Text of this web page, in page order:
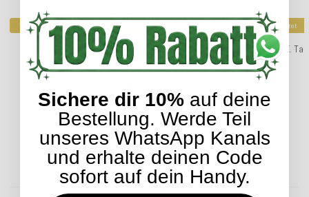
Top bewertet
H.O.C.K. Caribe Outdoor Cube/ Sitzwürfel 45x45x45cm
Lieferzeit: ca. 5-7 Werktage
Top bewertet
H.O.C.K.
ENTDECKEN SIE UNSER SORTIMENT
Sichere dir 10% auf deine
Bestellung. Werde Teil
unseres WhatsApp Kanals
und erhalte deinen Code
sofort auf dein Handy.